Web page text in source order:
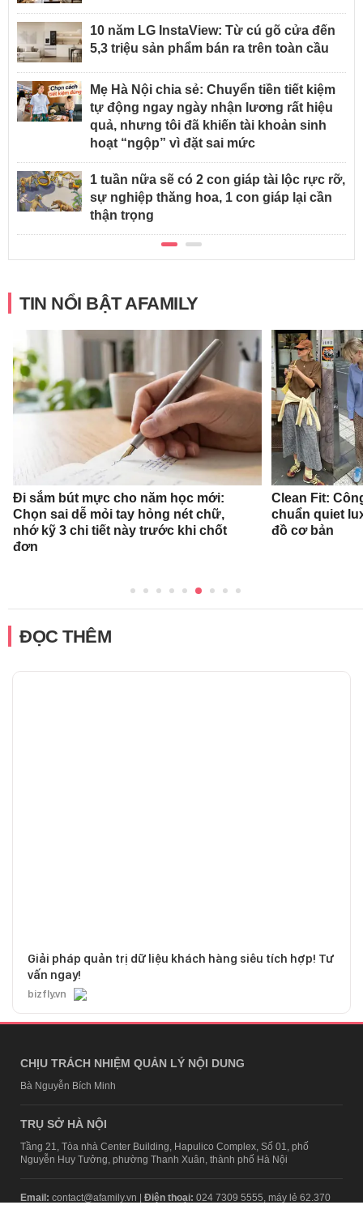
10 năm LG InstaView: Từ cú gõ cửa đến
5,3 triệu sản phẩm bán ra trên toàn cầu
Mẹ Hà Nội chia sẻ: Chuyển tiền tiết kiệm
tự động ngay ngày nhận lương rất hiệu
quả, nhưng tôi đã khiến tài khoản sinh
hoạt “ngộp” vì đặt sai mức
1 tuần nữa sẽ có 2 con giáp tài lộc rực rỡ,
sự nghiệp thăng hoa, 1 con giáp lại cần
thận trọng
TIN NỔI BẬT AFAMILY
Đi sắm bút mực cho năm học mới:
Chọn sai dễ mỏi tay hỏng nét chữ,
nhớ kỹ 3 chi tiết này trước khi chốt
đơn
Clean Fit:
chuẩn quiet
đồ cơ bản
ĐỌC THÊM
Giải pháp quản trị dữ liệu khách hàng siêu tích hợp! Tư
vấn ngay!
bizfly.vn
CHỊU TRÁCH NHIỆM QUẢN LÝ NỘI DUNG
Bà Nguyễn Bích Minh
TRỤ SỞ HÀ NỘI
Tầng 21, Tòa nhà Center Building, Hapulico Complex, Số 01, phố
Nguyễn Huy Tưởng, phường Thanh Xuân, thành phố Hà Nội
Email: contact@afamily.vn | Điện thoại: 024 7309 5555, máy lẻ 62.370